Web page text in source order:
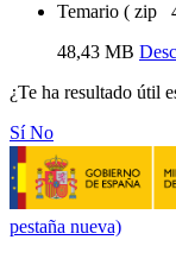
Temario ( zip
48,43 MB
¿Te ha resultado útil
SíNo
pestaña nueva)